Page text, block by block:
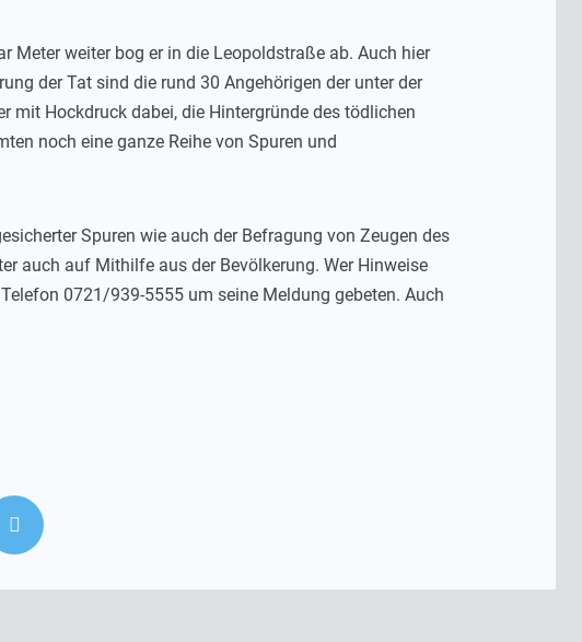
Meter weiter bog er in die Leopoldstraße ab. Auch hier
der Tat sind die rund 30 Angehörigen der unter der
mit Hockdruck dabei, die Hintergründe des tödlichen
noch eine ganze Reihe von Spuren und
Spuren wie auch der Befragung von Zeugen des
auch auf Mithilfe aus der Bevölkerung. Wer Hinweise
0721/939-5555 um seine Meldung gebeten. Auch